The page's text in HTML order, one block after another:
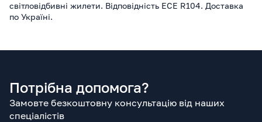
світловідбивні жилети. Відповідність ECE R104. Доставка
по Україні.
Потрібна допомога?
Замовте безкоштовну консультацію від наших
спеціалістів